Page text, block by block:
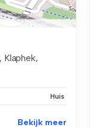
Huis
Bekijk meer